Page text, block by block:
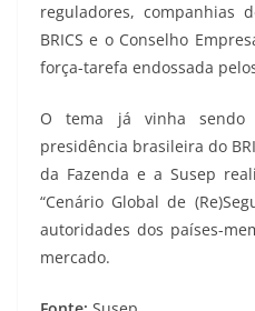
reguladores, companhias
BRICS e o Conselho
força-tarefa endossada
O tema já vinha sendo
presidência brasileira do
da Fazenda e a Susep
“Cenário Global de
autoridades dos países-
mercado.